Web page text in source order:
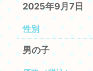
2025年9月7日
性別
男の子